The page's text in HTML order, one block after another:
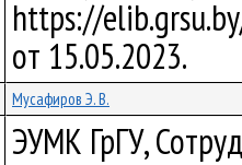
https://
от 15.05.2023.
Мусафиров Э. В.
ЭУМК ГрГУ,